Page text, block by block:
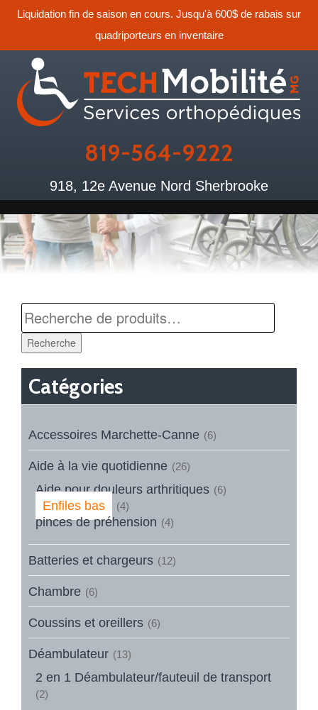
Liquidation fin de saison en cours. Jusqu'à 600$ de rabais sur
quadriporteurs en inventaire
819-564-9222
918, 12e Avenue Nord Sherbrooke
Recherche
Catégories
Accessoires Marchette-Canne (6)
Aide à la vie quotidienne (26)
Aide pour douleurs arthritiques (6)
Enfiles bas (4)
pinces de préhension (4)
Batteries et chargeurs (12)
Chambre (6)
Coussins et oreillers (6)
Déambulateur (13)
2 en 1 Déambulateur/fauteuil de transport
(2)